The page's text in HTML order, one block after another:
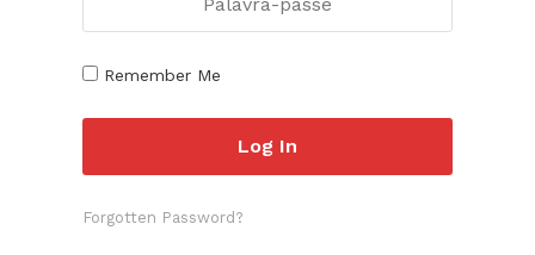
Remember Me
Forgotten Password?